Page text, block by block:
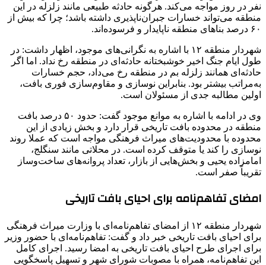
نفر در روز مواجه می‌کند. هرگونه حادثه طبیعی مانند زلزله در این
منطقه می‌تواند خسارات جبران‌ناپذیری داشته باشد؛ چرا که بیش از
۶۰ درصد بناهای منطقه ناپایدار و فرسوده‌اند.
شهردار منطقه ۱۲ با اشاره به نگرانی‌های موجود، اظهار داشت: در
طول ایام جنگ اخیر خوشبختانه حادثه‌ای در منطقه رخ نداد. اما اگر
حادثه‌ای همانند زلزله بم در منطقه رخ می‌داد، حجم خسارات
به‌مراتب بیشتر بود. بنابراین نوسازی و مقاوم‌سازی فوری بافت،
اولین مطالبه جدی از مسئولان است.
وی در ادامه با اشاره به موانع موجود گفت: حدود ۵۰ درصد بافت
منطقه در محدوده بافت تاریخی قرار دارد و بخش زیادی از این
محدوده با محدودیت‌های میراث فرهنگی مواجه است که عملا روند
نوسازی را کند یا متوقف کرده است. در محلاتی مانند سنگلج،
امامزاده یحیی و بخش‌هایی از بازار، تعداد پروانه‌های ساخت‌وساز
تقریباً صفر است.
امضای تفاهم‌نامه‌ برای احیای بافت تاریخی
شهردار منطقه ۱۲ از امضای تفاهم‌نامه‌ای با وزارت میراث فرهنگی
برای احیای بافت تاریخی خبر داد و گفت: تفاهم‌نامه‌ای با حضور وزیر
برای اجرای طرح احیای بافت تاریخی به امضا رسید. اجرای کامل
این تفاهم‌نامه، همراه با مصوبات شورای شهر و تسهیل پاسخگویی